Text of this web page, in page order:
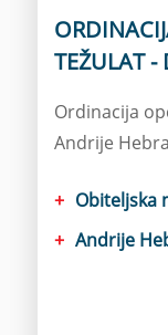
TEŽULAT -
Ordinacija
Andrije
Obiteljska
Andrije